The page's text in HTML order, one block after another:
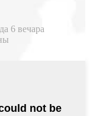
6 вечара